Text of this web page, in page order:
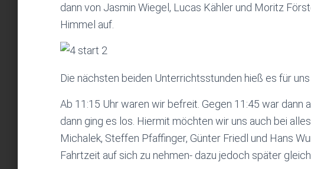
dann von Jasmin Wiegel, Lucas Kähler und Moritz
Himmel auf.
Die nächsten beiden Unterrichtsstunden hieß es für
Ab 11:15 Uhr waren wir befreit. Gegen 11:45 war
dann ging es los. Hiermit möchten wir uns auch bei
Michalek, Steffen Pfaffinger, Günter Friedl und Hans
Fahrtzeit auf sich zu nehmen- dazu jedoch später